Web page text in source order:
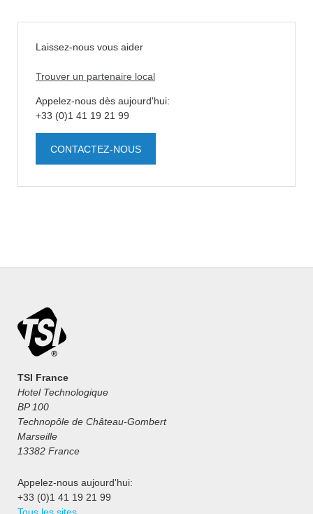
Laissez-nous vous aider
Trouver un partenaire local
Appelez-nous dès aujourd'hui:
+33 (0)1 41 19 21 99
CONTACTEZ-NOUS
TSI France
Hotel Technologique
BP 100
Technopôle de Château-Gombert
Marseille
13382 France
Appelez-nous aujourd'hui:
+33 (0)1 41 19 21 99